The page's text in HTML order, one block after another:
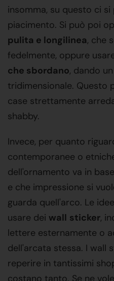
insomma, su questo ci
piacimento. Si può poi
pulita e longilinea, che
fedelmente, oppure
che sbordano, dando
tridimensionale. Questo
case strettamente
shabby.
Invece, per quanto
contemporanee o
dell'ornamento va in
e che impressione si
guarda quell'arco. Le
usare dei wall sticker,
lettere esternamente o
dell'arcata stessa. I wall
reperire in tantissimi
costano tanto. Se ne